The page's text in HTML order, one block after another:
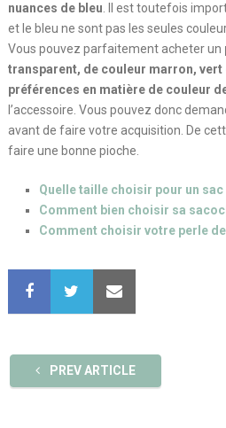
nuances de bleu. Il est toutefois
et le bleu ne sont pas les seules
Vous pouvez parfaitement acheter un
transparent, de couleur marron, vert
préférences en matière de couleur
l’accessoire. Vous pouvez donc
avant de faire votre acquisition. De
faire une bonne pioche.
Quelle taille choisir pour un sac
Comment bien choisir sa
Comment choisir votre perle
PREV ARTICLE